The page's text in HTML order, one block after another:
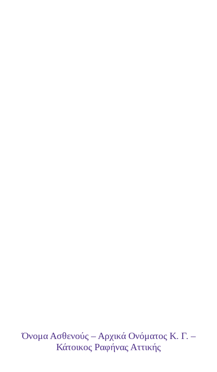
Όνομα Ασθενούς – Αρχικά Ονόματος Κ. Γ. –
Κάτοικος Ραφήνας Αττικής